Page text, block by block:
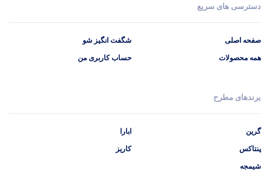
دسترسی های سریع
صفحه اصلی
همه محصولات
شگفت انگیز شو
حساب کاربری من
برندهای مطرح
گرین
پنتاکس
شیمجه
ابارا
کاریز